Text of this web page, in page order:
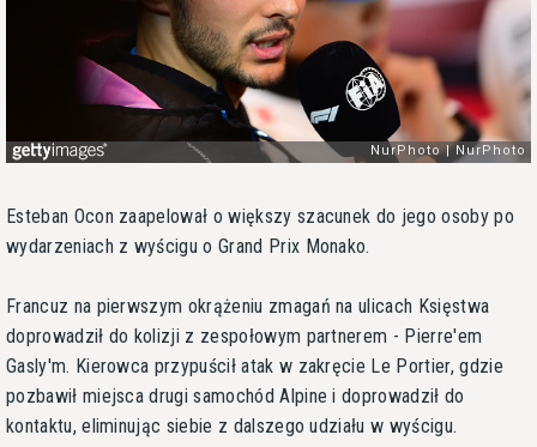
Esteban Ocon zaapelował o większy szacunek do jego osoby po
wydarzeniach z wyścigu o Grand Prix Monako.
Francuz na pierwszym okrążeniu zmagań na ulicach Księstwa
doprowadził do kolizji z zespołowym partnerem - Pierre'em
Gasly'm. Kierowca przypuścił atak w zakręcie Le Portier, gdzie
pozbawił miejsca drugi samochód Alpine i doprowadził do
kontaktu, eliminując siebie z dalszego udziału w wyścigu.